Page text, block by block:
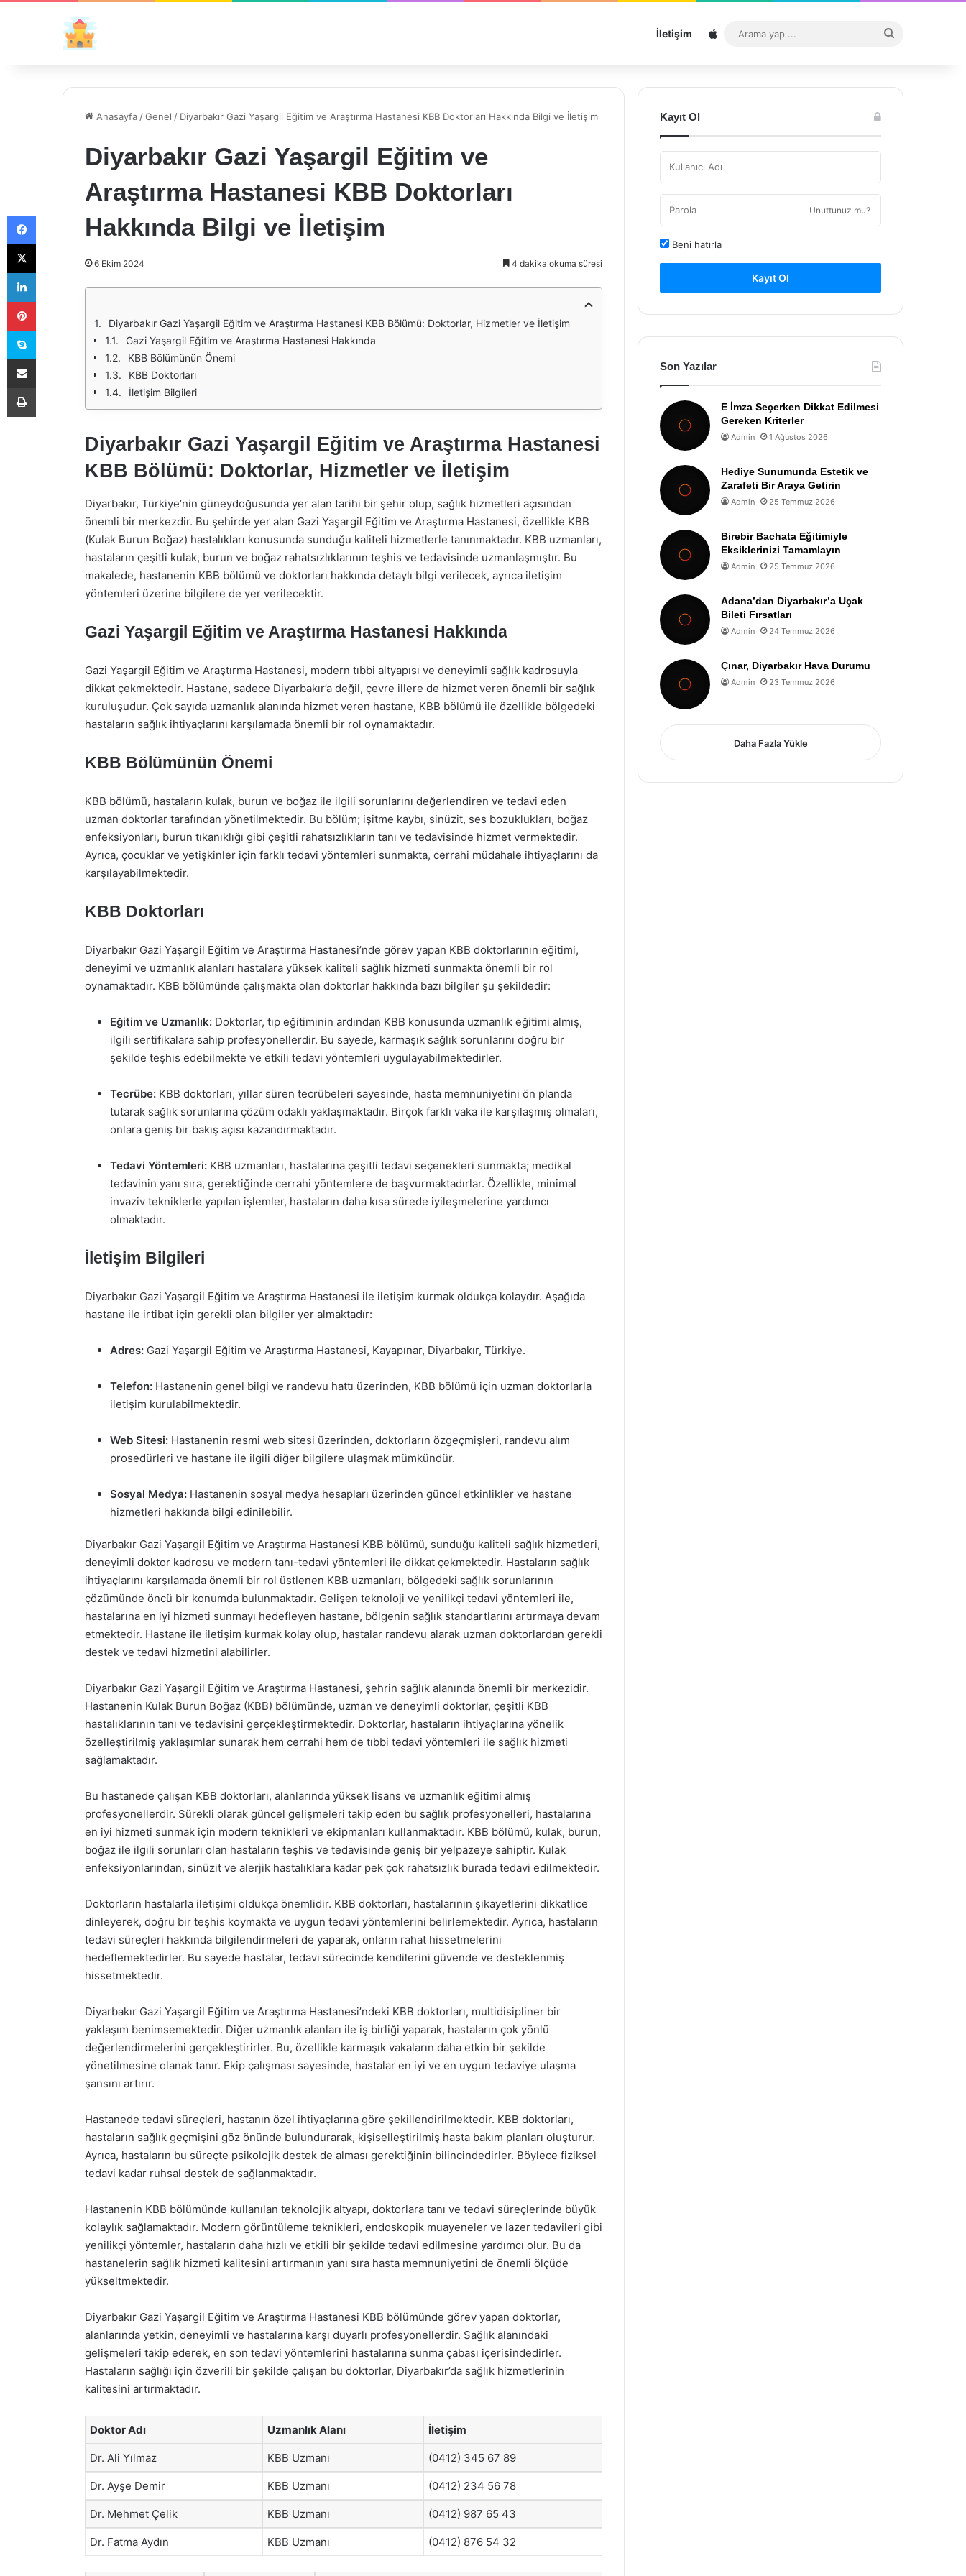
İletişim Sitemap
...
Anasayfa /Genel / Diyarbakır Gazi Yaşargil Eğitim ve Araştırma Hastanesi KBB Doktorları Hakkında Bilgi ve İletişim
Diyarbakır Gazi Yaşargil Eğitim ve
Araştırma Hastanesi KBB Doktorları
Hakkında Bilgi ve İletişim
6 Ekim 2024 4 dakika okuma süresi
Diyarbakır Gazi Yaşargil Eğitim ve Araştırma Hastanesi KBB Bölümü: Doktorlar, Hizmetler ve İletişim
Gazi Yaşargil Eğitim ve Araştırma Hastanesi Hakkında
KBB Bölümünün Önemi
KBB Doktorları
İletişim Bilgileri
Diyarbakır Gazi Yaşargil Eğitim ve Araştırma Hastanesi
KBB Bölümü: Doktorlar, Hizmetler ve İletişim
Diyarbakır, Türkiye’nin güneydoğusunda yer alan tarihi bir şehir olup, sağlık hizmetleri açısından
önemli bir merkezdir. Bu şehirde yer alan Gazi Yaşargil Eğitim ve Araştırma Hastanesi, özellikle KBB
(Kulak Burun Boğaz) hastalıkları konusunda sunduğu kaliteli hizmetlerle tanınmaktadır. KBB uzmanları,
hastaların çeşitli kulak, burun ve boğaz rahatsızlıklarının teşhis ve tedavisinde uzmanlaşmıştır. Bu
makalede, hastanenin KBB bölümü ve doktorları hakkında detaylı bilgi verilecek, ayrıca iletişim
yöntemleri üzerine bilgilere de yer verilecektir.
Gazi Yaşargil Eğitim ve Araştırma Hastanesi Hakkında
Gazi Yaşargil Eğitim ve Araştırma Hastanesi, modern tıbbi altyapısı ve deneyimli sağlık kadrosuyla
dikkat çekmektedir. Hastane, sadece Diyarbakır’a değil, çevre illere de hizmet veren önemli bir sağlık
kuruluşudur. Çok sayıda uzmanlık alanında hizmet veren hastane, KBB bölümü ile özellikle bölgedeki
hastaların sağlık ihtiyaçlarını karşılamada önemli bir rol oynamaktadır.
KBB Bölümünün Önemi
KBB bölümü, hastaların kulak, burun ve boğaz ile ilgili sorunlarını değerlendiren ve tedavi eden
uzman doktorlar tarafından yönetilmektedir. Bu bölüm; işitme kaybı, sinüzit, ses bozuklukları, boğaz
enfeksiyonları, burun tıkanıklığı gibi çeşitli rahatsızlıkların tanı ve tedavisinde hizmet vermektedir.
Ayrıca, çocuklar ve yetişkinler için farklı tedavi yöntemleri sunmakta, cerrahi müdahale ihtiyaçlarını da
karşılayabilmektedir.
KBB Doktorları
Diyarbakır Gazi Yaşargil Eğitim ve Araştırma Hastanesi’nde görev yapan KBB doktorlarının eğitimi,
deneyimi ve uzmanlık alanları hastalara yüksek kaliteli sağlık hizmeti sunmakta önemli bir rol
oynamaktadır. KBB bölümünde çalışmakta olan doktorlar hakkında bazı bilgiler şu şekildedir:
Eğitim ve Uzmanlık: Doktorlar, tıp eğitiminin ardından KBB konusunda uzmanlık eğitimi almış,
ilgili sertifikalara sahip profesyonellerdir. Bu sayede, karmaşık sağlık sorunlarını doğru bir
şekilde teşhis edebilmekte ve etkili tedavi yöntemleri uygulayabilmektedirler.
Tecrübe: KBB doktorları, yıllar süren tecrübeleri sayesinde, hasta memnuniyetini ön planda
tutarak sağlık sorunlarına çözüm odaklı yaklaşmaktadır. Birçok farklı vaka ile karşılaşmış olmaları,
onlara geniş bir bakış açısı kazandırmaktadır.
Tedavi Yöntemleri: KBB uzmanları, hastalarına çeşitli tedavi seçenekleri sunmakta; medikal
tedavinin yanı sıra, gerektiğinde cerrahi yöntemlere de başvurmaktadırlar. Özellikle, minimal
invaziv tekniklerle yapılan işlemler, hastaların daha kısa sürede iyileşmelerine yardımcı
olmaktadır.
İletişim Bilgileri
Diyarbakır Gazi Yaşargil Eğitim ve Araştırma Hastanesi ile iletişim kurmak oldukça kolaydır. Aşağıda
hastane ile irtibat için gerekli olan bilgiler yer almaktadır:
Adres: Gazi Yaşargil Eğitim ve Araştırma Hastanesi, Kayapınar, Diyarbakır, Türkiye.
Telefon: Hastanenin genel bilgi ve randevu hattı üzerinden, KBB bölümü için uzman doktorlarla
iletişim kurulabilmektedir.
Web Sitesi: Hastanenin resmi web sitesi üzerinden, doktorların özgeçmişleri, randevu alım
prosedürleri ve hastane ile ilgili diğer bilgilere ulaşmak mümkündür.
Sosyal Medya: Hastanenin sosyal medya hesapları üzerinden güncel etkinlikler ve hastane
hizmetleri hakkında bilgi edinilebilir.
Diyarbakır Gazi Yaşargil Eğitim ve Araştırma Hastanesi KBB bölümü, sunduğu kaliteli sağlık hizmetleri,
deneyimli doktor kadrosu ve modern tanı-tedavi yöntemleri ile dikkat çekmektedir. Hastaların sağlık
ihtiyaçlarını karşılamada önemli bir rol üstlenen KBB uzmanları, bölgedeki sağlık sorunlarının
çözümünde öncü bir konumda bulunmaktadır. Gelişen teknoloji ve yenilikçi tedavi yöntemleri ile,
hastalarına en iyi hizmeti sunmayı hedefleyen hastane, bölgenin sağlık standartlarını artırmaya devam
etmektedir. Hastane ile iletişim kurmak kolay olup, hastalar randevu alarak uzman doktorlardan gerekli
destek ve tedavi hizmetini alabilirler.
Diyarbakır Gazi Yaşargil Eğitim ve Araştırma Hastanesi, şehrin sağlık alanında önemli bir merkezidir.
Hastanenin Kulak Burun Boğaz (KBB) bölümünde, uzman ve deneyimli doktorlar, çeşitli KBB
hastalıklarının tanı ve tedavisini gerçekleştirmektedir. Doktorlar, hastaların ihtiyaçlarına yönelik
özelleştirilmiş yaklaşımlar sunarak hem cerrahi hem de tıbbi tedavi yöntemleri ile sağlık hizmeti
sağlamaktadır.
Bu hastanede çalışan KBB doktorları, alanlarında yüksek lisans ve uzmanlık eğitimi almış
profesyonellerdir. Sürekli olarak güncel gelişmeleri takip eden bu sağlık profesyonelleri, hastalarına
en iyi hizmeti sunmak için modern teknikleri ve ekipmanları kullanmaktadır. KBB bölümü, kulak, burun,
boğaz ile ilgili sorunları olan hastaların teşhis ve tedavisinde geniş bir yelpazeye sahiptir. Kulak
enfeksiyonlarından, sinüzit ve alerjik hastalıklara kadar pek çok rahatsızlık burada tedavi edilmektedir.
Doktorların hastalarla iletişimi oldukça önemlidir. KBB doktorları, hastalarının şikayetlerini dikkatlice
dinleyerek, doğru bir teşhis koymakta ve uygun tedavi yöntemlerini belirlemektedir. Ayrıca, hastaların
tedavi süreçleri hakkında bilgilendirmeleri de yaparak, onların rahat hissetmelerini
hedeflemektedirler. Bu sayede hastalar, tedavi sürecinde kendilerini güvende ve desteklenmiş
hissetmektedir.
Diyarbakır Gazi Yaşargil Eğitim ve Araştırma Hastanesi’ndeki KBB doktorları, multidisipliner bir
yaklaşım benimsemektedir. Diğer uzmanlık alanları ile iş birliği yaparak, hastaların çok yönlü
değerlendirmelerini gerçekleştirirler. Bu, özellikle karmaşık vakaların daha etkin bir şekilde
yönetilmesine olanak tanır. Ekip çalışması sayesinde, hastalar en iyi ve en uygun tedaviye ulaşma
şansını artırır.
Hastanede tedavi süreçleri, hastanın özel ihtiyaçlarına göre şekillendirilmektedir. KBB doktorları,
hastaların sağlık geçmişini göz önünde bulundurarak, kişiselleştirilmiş hasta bakım planları oluşturur.
Ayrıca, hastaların bu süreçte psikolojik destek de alması gerektiğinin bilincindedirler. Böylece fiziksel
tedavi kadar ruhsal destek de sağlanmaktadır.
Hastanenin KBB bölümünde kullanılan teknolojik altyapı, doktorlara tanı ve tedavi süreçlerinde büyük
kolaylık sağlamaktadır. Modern görüntüleme teknikleri, endoskopik muayeneler ve lazer tedavileri gibi
yenilikçi yöntemler, hastaların daha hızlı ve etkili bir şekilde tedavi edilmesine yardımcı olur. Bu da
hastanelerin sağlık hizmeti kalitesini artırmanın yanı sıra hasta memnuniyetini de önemli ölçüde
yükseltmektedir.
Diyarbakır Gazi Yaşargil Eğitim ve Araştırma Hastanesi KBB bölümünde görev yapan doktorlar,
alanlarında yetkin, deneyimli ve hastalarına karşı duyarlı profesyonellerdir. Sağlık alanındaki
gelişmeleri takip ederek, en son tedavi yöntemlerini hastalarına sunma çabası içerisindedirler.
Hastaların sağlığı için özverili bir şekilde çalışan bu doktorlar, Diyarbakır’da sağlık hizmetlerinin
kalitesini artırmaktadır.
Doktor Adı Uzmanlık Alanı İletişim
Dr. Ali Yılmaz KBB Uzmanı (0412) 345 67 89
Dr. Ayşe Demir KBB Uzmanı (0412) 234 56 78
Dr. Mehmet Çelik KBB Uzmanı (0412) 987 65 43
Dr. Fatma Aydın KBB Uzmanı (0412) 876 54 32
Kayıt Ol
Unuttunuz mu?
Beni hatırla
Kayıt Ol
Son Yazılar
E İmza Seçerken Dikkat Edilmesi
Gereken Kriterler
Admin 1 Ağustos 2026
Hediye Sunumunda Estetik ve
Zarafeti Bir Araya Getirin
Admin 25 Temmuz 2026
Birebir Bachata Eğitimiyle
Eksiklerinizi Tamamlayın
Admin 25 Temmuz 2026
Adana’dan Diyarbakır’a Uçak
Bileti Fırsatları
Admin 24 Temmuz 2026
Çınar, Diyarbakır Hava Durumu
Admin 23 Temmuz 2026
Daha Fazla Yükle
Facebook
X
LinkedIn
Pinterest
Skype
E-Posta ile paylaş